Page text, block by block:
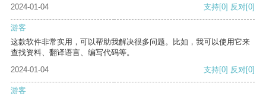
2024-01-04 支持[0] 反对[0]
游客
这款软件非常实用，可以帮助我解决很多问题。比如，我可以使用它来
查找资料、翻译语言、编写代码等。
2024-01-04
支持[0] 反对[0]
游客